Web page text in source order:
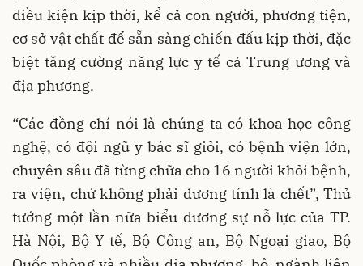
điều kiện kịp thời, kể cả con người, phương tiện,
cơ sở vật chất để sẵn sàng chiến đấu kịp thời, đặc
biệt tăng cường năng lực y tế cả Trung ương và
địa phương.
“Các đồng chí nói là chúng ta có khoa học công
nghệ, có đội ngũ y bác sĩ giỏi, có bệnh viện lớn,
chuyên sâu đã từng chữa cho 16 người khỏi bệnh,
ra viện, chứ không phải dương tính là chết”, Thủ
tướng một lần nữa biểu dương sự nỗ lực của TP.
Hà Nội, Bộ Y tế, Bộ Công an, Bộ Ngoại giao, Bộ